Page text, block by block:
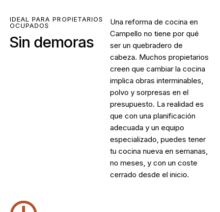
IDEAL PARA PROPIETARIOS
OCUPADOS
Sin demoras
Una reforma de cocina en
Campello no tiene por qué
ser un quebradero de
cabeza. Muchos propietarios
creen que cambiar la cocina
implica obras interminables,
polvo y sorpresas en el
presupuesto. La realidad es
que con una planificación
adecuada y un equipo
especializado, puedes tener
tu cocina nueva en semanas,
no meses, y con un coste
cerrado desde el inicio.